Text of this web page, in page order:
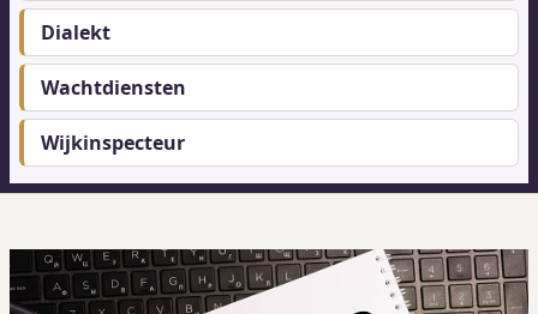
Dialekt
Wachtdiensten
Wijkinspecteur